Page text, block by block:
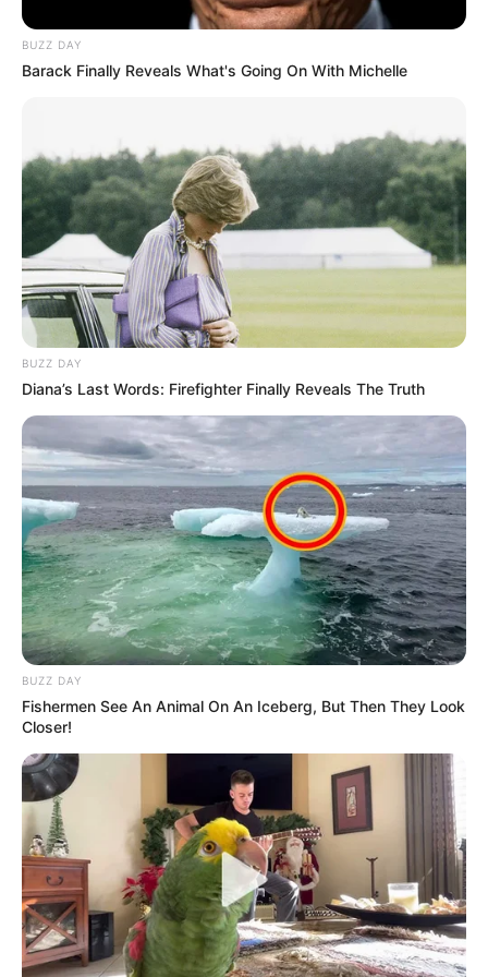
Denuncian presiones
Universitario Julio Méndez
Barreneche de Santa
POLÍTICA
Amenazas contra
candidato Marco Hincapié
generan llamado urgente
la democracia
USAQUÉN
Destituyen a rector que se
lanzó al Senado cuando
estaba al frente de colegio
distrital
CONCEJO DE IBAGUÉ
Publican listado oficial de
admitidos en la
convocatoria para la
elección del Contralor de
CARGAR MÁS
TEMAS DESTACADOS
EMERGENCIAS POR LLUVIAS
BUZZ DAY
Barack Finally Reveals What's Going On With Michelle
BUZZ DAY
Diana’s Last Words: Firefighter Finally Reveals The Truth
BUZZ DAY
Fishermen See An Animal On An Iceberg, But Then They Look
Closer!